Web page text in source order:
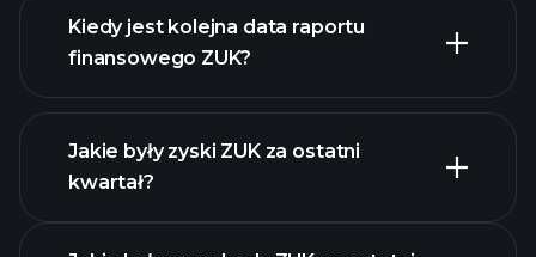
Kiedy jest kolejna data raportu
finansowego ZUK?
Jakie były zyski ZUK za ostatni
kwartał?